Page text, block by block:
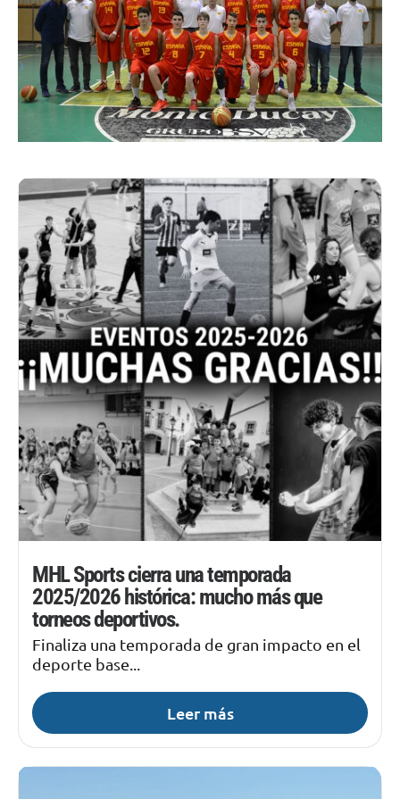
MHL Sports cierra una temporada
2025/2026 histórica: mucho más que
torneos deportivos.
Finaliza una temporada de gran impacto en el
deporte base...
Leer más